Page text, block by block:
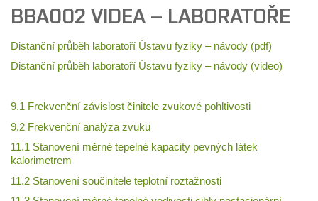
BBA002 VIDEA – LABORATOŘE
Distanční průběh laboratoří Ústavu fyziky – návody (pdf)
Distanční průběh laboratoří Ústavu fyziky – návody (video)
9.1 Frekvenční závislost činitele zvukové pohltivosti
9.2 Frekvenční analýza zvuku
11.1 Stanovení měrné tepelné kapacity pevných látek
kalorimetrem
11.2 Stanovení součinitele teplotní roztažnosti